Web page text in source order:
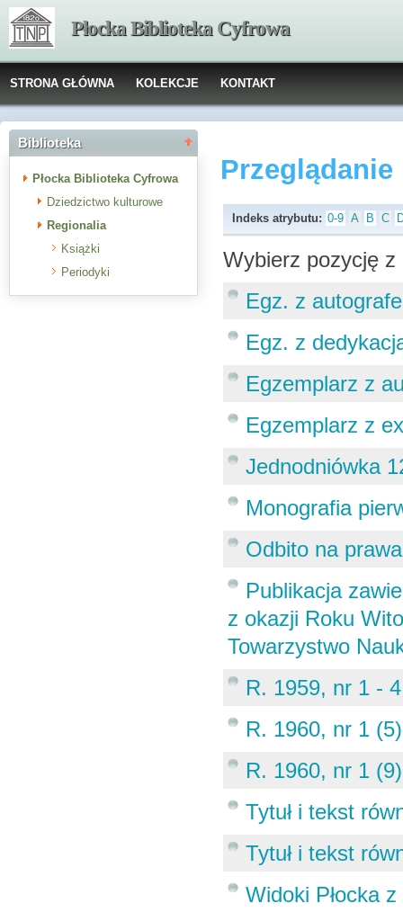
Płocka Biblioteka Cyfrowa
STRONA GŁÓWNA KOLEKCJE KONTAKT
Biblioteka
Płocka Biblioteka Cyfrowa
Dziedzictwo kulturowe
Regionalia
Książki
Periodyki
Indeks atrybutu: 0-9 A B C
Wybierz pozycję
Egz. z
Egz. z
Egzemplarz z
Egzemplarz z
Jednodniówka
Monografia
Odbito na
Publikacja
z okazji Roku
Towarzystwo
R. 1959, nr 1 -
R. 1960, nr 1
R. 1960, nr 1
Tytuł i tekst
Tytuł i tekst
Widoki Płocka